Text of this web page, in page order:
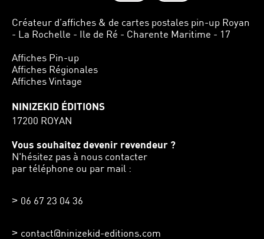
Créateur d’affiches & de cartes postales pin-up Royan
- La Rochelle - Ile de Ré - Charente Maritime - 17
Affiches Pin-up
Affiches Régionales
Affiches Vintage
NINIZEKID ÉDITIONS
17200 ROYAN
Vous souhaitez devenir revendeur ?
N'hésitez pas à nous contacter
par téléphone ou par mail :
06 67 23 04 36
contact@ninizekid-editions.com